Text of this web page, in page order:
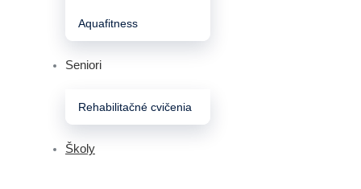
Aquafitness
Seniori
Rehabilitačné cvičenia
Školy